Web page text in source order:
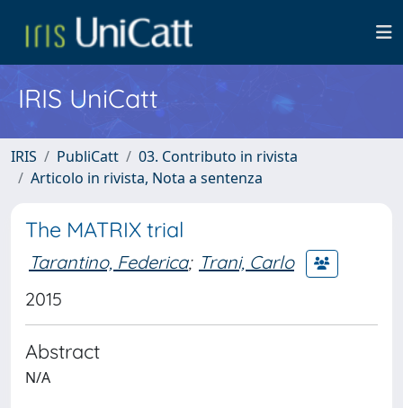
IRIS UniCatt
IRIS PubliCatt
03. Contributo in rivista
Articolo in rivista, Nota a sentenza
The MATRIX trial
Tarantino, Federica; Trani, Carlo
2015
Abstract
N/A